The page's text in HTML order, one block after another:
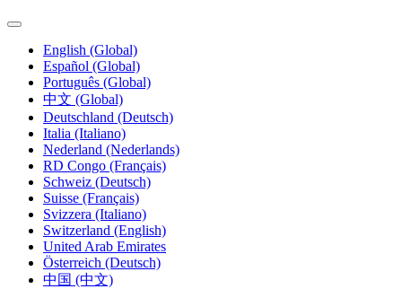
English (Global)
Español (Global)
Português (Global)
中文 (Global)
Deutschland (Deutsch)
Italia (Italiano)
Nederland (Nederlands)
RD Congo (Français)
Schweiz (Deutsch)
Suisse (Français)
Svizzera (Italiano)
Switzerland (English)
United Arab Emirates
Österreich (Deutsch)
中国 (中文)